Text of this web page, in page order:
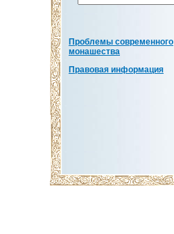
Проблемы современного
монашества
Правовая информация